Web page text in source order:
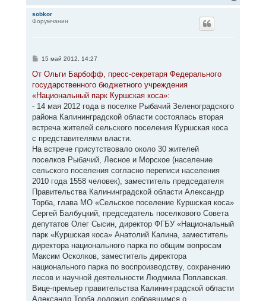
е
sobkor
Форумчанин
С
о
щ
е
и
е
15 май 2012, 14:27
От Ольги Барбофф, пресс-секретаря Федерального
государственного бюджетного учреждения
«Национальный парк Куршская коса»:
- 14 мая 2012 года в поселке Рыбачий Зеленоградского
района Калининградской области состоялась вторая
встреча жителей сельского поселения Куршская коса
с представителями власти.
На встрече присутствовало около 30 жителей
поселков Рыбачий, Лесное и Морское (население
сельского поселения согласно переписи населения
2010 года 1558 человек), заместитель председателя
Правительства Калининградской области Александр
Торба, глава МО «Сельское поселение Куршская коса»
Сергей Балбуцкий, председатель поселкового Совета
депутатов Олег Сысин, директор ФГБУ «Национальный
парк «Куршская коса» Анатолий Калина, заместитель
директора национального парка по общим вопросам
Максим Осколков, заместитель директора
национального парка по воспроизводству, сохранению
лесов и научной деятельности Людмила Поплавская.
Вице-премьер правительства Калининградской области
Александр Торба доложил собравшимся о